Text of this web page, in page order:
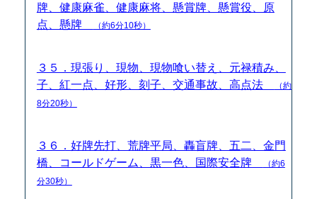
牌、健康麻雀、健康麻将、懸賞牌、懸賞役、原
点、懸牌
（約6分10秒）
３５．現張り、現物、現物喰い替え、元禄積み、
子、紅一点、好形、刻子、交通事故、高点法
（約
8分20秒）
３６．好牌先打、荒牌平局、轟盲牌、五二、金門
橋、コールドゲーム、黒一色、国際安全牌
（約6
分30秒）